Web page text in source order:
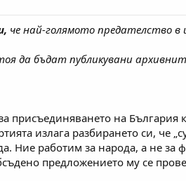
че най-голямото предателство
да бъдат публикувани
присъединяването на
излага разбирането си, че
Ние работим за народа, а не за
предложението му се